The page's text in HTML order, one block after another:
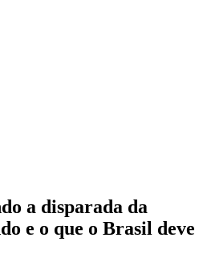
a disparada da
e o que o Brasil deve